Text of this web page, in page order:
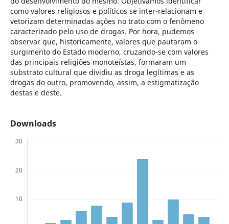
como valores religiosos e políticos se inter-relacionam e
vetorizam determinadas ações no trato com o fenômeno
caracterizado pelo uso de drogas. Por hora, pudemos
observar que, historicamente, valores que pautaram o
surgimento do Estado moderno, cruzando-se com valores
das principais religiões monoteístas, formaram um
substrato cultural que dividiu as droga legítimas e as
drogas do outro, promovendo, assim, a estigmatização
destas e deste.
Downloads